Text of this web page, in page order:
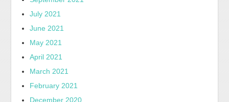
July 2021
June 2021
May 2021
April 2021
March 2021
February 2021
December 2020